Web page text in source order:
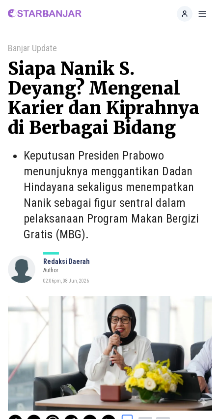
Home
Banjar Update
Siapa Nanik S.
Deyang? Mengenal
Karier dan Kiprahnya
di Berbagai Bidang
Keputusan Presiden Prabowo
menunjuknya menggantikan Dadan
Hindayana sekaligus menempatkan
Nanik sebagai figur sentral dalam
pelaksanaan Program Makan Bergizi
Gratis (MBG).
Redaksi Daerah
Author
02:06pm, 08 Jun, 2026